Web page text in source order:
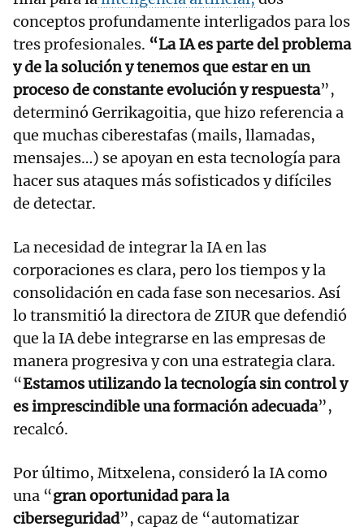
conceptos profundamente interligados para los
tres profesionales. “La IA es parte del problema
y de la solución y tenemos que estar en un
proceso de constante evolución y respuesta”,
determinó Gerrikagoitia, que hizo referencia a
que muchas ciberestafas (mails, llamadas,
mensajes…) se apoyan en esta tecnología para
hacer sus ataques más sofisticados y difíciles
de detectar.
La necesidad de integrar la IA en las
corporaciones es clara, pero los tiempos y la
consolidación en cada fase son necesarios. Así
lo transmitió la directora de ZIUR que defendió
que la IA debe integrarse en las empresas de
manera progresiva y con una estrategia clara.
“Estamos utilizando la tecnología sin control y
es imprescindible una formación adecuada”,
recalcó.
Por último, Mitxelena, consideró la IA como
una “gran oportunidad para la
ciberseguridad”, capaz de “automatizar